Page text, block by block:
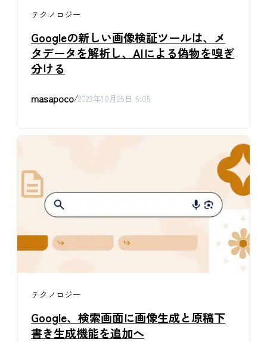
テクノロジー
Googleの新しい画像検証ツールは、メ
タデータを解析し、AIによる偽物を嗅ぎ
分ける
masapoco/2023年10月26日 6:05
テクノロジー
Google、検索画面に画像生成と原稿下
書き生成機能を追加へ